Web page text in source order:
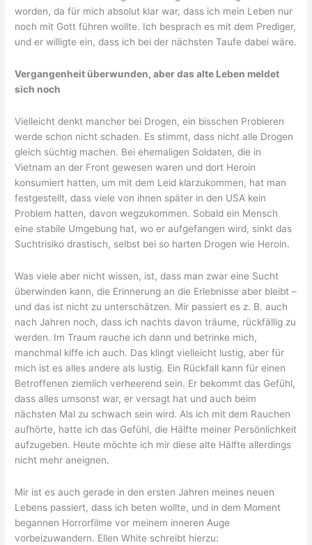
worden, da für mich absolut klar war, dass ich mein Leben nur
noch mit Gott führen wollte. Ich besprach es mit dem Prediger,
und er willigte ein, dass ich bei der nächsten Taufe dabei wäre.
Vergangenheit überwunden, aber dasalte Leben meldet
sich noch
Vielleicht denkt mancher bei Drogen, ein bisschen Probieren
werde schon nicht schaden. Es stimmt, dass nicht alle Drogen
gleich süchtig machen. Bei ehemaligen Soldaten, die in
Vietnam an der Front gewesen waren und dort Heroin
konsumiert hatten, um mit dem Leid klarzukommen, hat man
festgestellt, dass viele von ihnen später in den USA kein
Problem hatten, davon wegzukommen. Sobald ein Mensch
eine stabile Umgebung hat, wo er aufgefangen wird, sinkt das
Suchtrisiko drastisch, selbst bei so harten Drogen wie Heroin.
Was viele aber nicht wissen, ist, dass man zwar eine Sucht
überwinden kann, die Erinnerung an die Erlebnisse aber bleibt –
und das ist nicht zu unterschätzen. Mir passiert es z. B. auch
nach Jahren noch, dass ich nachts davon träume, rückfällig zu
werden. Im Traum rauche ich dann und betrinke mich,
manchmal kiffe ich auch. Das klingt vielleicht lustig, aber für
mich ist es alles andere als lustig. Ein Rückfall kann für einen
Betroffenen ziemlich verheerend sein. Er bekommt das Gefühl,
dass alles umsonst war, er versagt hat und auch beim
nächsten Mal zu schwach sein wird. Als ich mit dem Rauchen
aufhörte, hatte ich das Gefühl, die Hälfte meiner Persönlichkeit
aufzugeben. Heute möchte ich mir diese alte Hälfte allerdings
nicht mehr aneignen.
Mir ist es auch gerade in den ersten Jahren meines neuen
Lebens passiert, dass ich beten wollte, und in dem Moment
begannen Horrorfilme vor meinem inneren Auge
vorbeizuwandern. Ellen White schreibt hierzu: